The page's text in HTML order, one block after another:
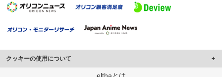
クッキーの使用について
このサイトでは Cookie を使用して、ユーザーに合わせたコンテンツや広告の